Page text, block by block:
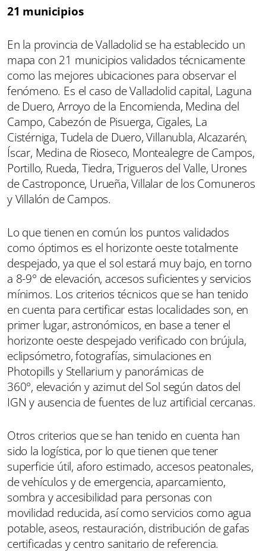
21 municipios
En la provincia de Valladolid se ha establecido un
mapa con 21 municipios validados técnicamente
como las mejores ubicaciones para observar el
fenómeno. Es el caso de Valladolid capital, Laguna
de Duero, Arroyo de la Encomienda, Medina del
Campo, Cabezón de Pisuerga, Cigales, La
Cistérniga, Tudela de Duero, Villanubla, Alcazarén,
Íscar, Medina de Rioseco, Montealegre de Campos,
Portillo, Rueda, Tiedra, Trigueros del Valle, Urones
de Castroponce, Urueña, Villalar de los Comuneros
y Villalón de Campos.
Lo que tienen en común los puntos validados
como óptimos es el horizonte oeste totalmente
despejado, ya que el sol estará muy bajo, en torno
a 8-9° de elevación, accesos suficientes y servicios
mínimos. Los criterios técnicos que se han tenido
en cuenta para certificar estas localidades son, en
primer lugar, astronómicos, en base a tener el
horizonte oeste despejado verificado con brújula,
eclipsómetro, fotografías, simulaciones en
Photopills y Stellarium y panorámicas de
360°, elevación y azimut del Sol según datos del
IGN y ausencia de fuentes de luz artificial cercanas.
Otros criterios que se han tenido en cuenta han
sido la logística, por lo que tienen que tener
superficie útil, aforo estimado, accesos peatonales,
de vehículos y de emergencia, aparcamiento,
sombra y accesibilidad para personas con
movilidad reducida, así como servicios como agua
potable, aseos, restauración, distribución de gafas
certificadas y centro sanitario de referencia.